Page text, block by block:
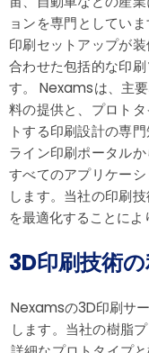
ョンを専門としてい
印刷セットアップが
合わせた包括的な印
す。 Nexamsは、主
料の提供と、プロト
トする印刷設計の専
ライン印刷ポータル
すべてのアプリケー
します。当社の印刷
を最適化することによ
3D印刷技術
Nexamsの3D印刷サ
します。当社の樹脂